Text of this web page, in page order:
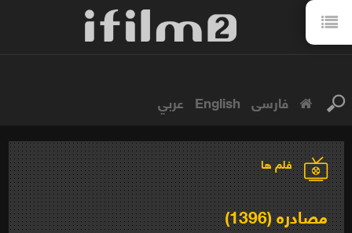
فارسی English عربي
فلم ها
مصادره (1396)